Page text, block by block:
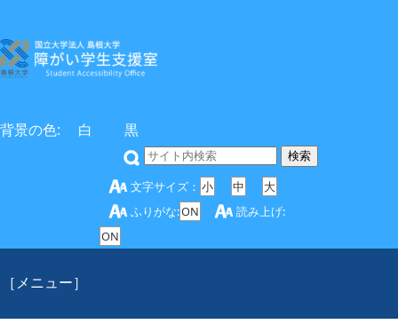
背景の色: 白 黒
文字サイズ： 小 中
大
ふりがな:ON
読み上げ:
ON
［メニュー］